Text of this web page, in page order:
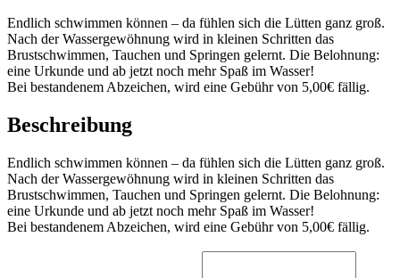
Endlich schwimmen können – da fühlen sich die Lütten ganz groß.
Nach der Wassergewöhnung wird in kleinen Schritten das
Brustschwimmen, Tauchen und Springen gelernt. Die Belohnung:
eine Urkunde und ab jetzt noch mehr Spaß im Wasser!
Bei bestandenem Abzeichen, wird eine Gebühr von 5,00€ fällig.
Beschreibung
Endlich schwimmen können – da fühlen sich die Lütten ganz groß.
Nach der Wassergewöhnung wird in kleinen Schritten das
Brustschwimmen, Tauchen und Springen gelernt. Die Belohnung:
eine Urkunde und ab jetzt noch mehr Spaß im Wasser!
Bei bestandenem Abzeichen, wird eine Gebühr von 5,00€ fällig.